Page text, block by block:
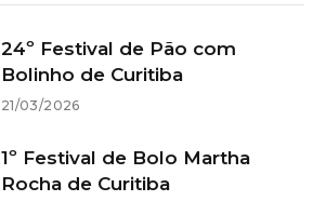
24º Festival de Pão com
Bolinho de Curitiba
21/03/2026
1º Festival de Bolo Martha
Rocha de Curitiba